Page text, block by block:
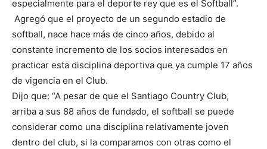
especialmente para el deporte rey que es el Softball”.
Agregó que el proyecto de un segundo estadio de
softball, nace hace más de cinco años, debido al
constante incremento de los socios interesados en
practicar esta disciplina deportiva que ya cumple 17 años
de vigencia en el Club.
Dijo que: “A pesar de que el Santiago Country Club,
arriba a sus 88 años de fundado, el softball se puede
considerar como una disciplina relativamente joven
dentro del club, si la comparamos con otras como el